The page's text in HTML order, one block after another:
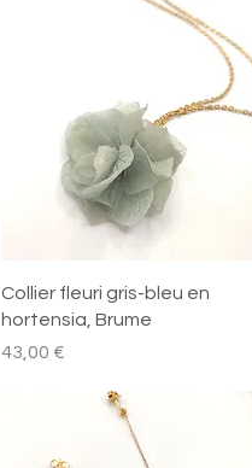
Aperçu rapide
Collier fleuri gris-bleu en
hortensia, Brume
Prix
43,00 €